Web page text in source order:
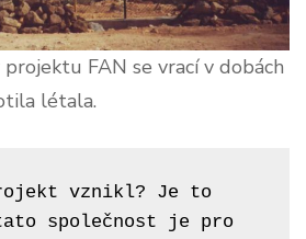
FAN se vrací v dobách
létala.
vznikl? Je to
společnost je pro